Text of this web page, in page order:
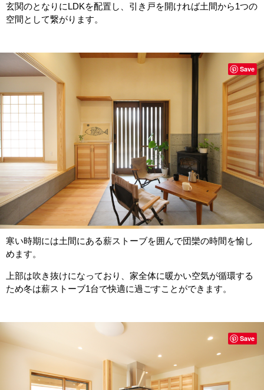
玄関のとなりにLDKを配置し、引き戸を開ければ土間から1つの
空間として繋がります。
寒い時期には土間にある薪ストーブを囲んで団欒の時間を愉し
めます。
上部は吹き抜けになっており、家全体に暖かい空気が循環する
ため冬は薪ストーブ1台で快適に過ごすことができます。
Save
Save